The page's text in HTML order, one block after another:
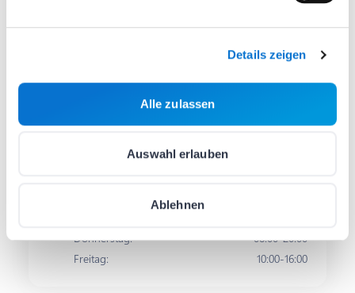
Details zeigen
Alle zulassen
Auswahl erlauben
Ablehnen
hello@barion.com
Rufen Sie uns an
(06 1) 464 7099
Donnerstag:
08:00-20:00
Freitag: 10:00-16:00